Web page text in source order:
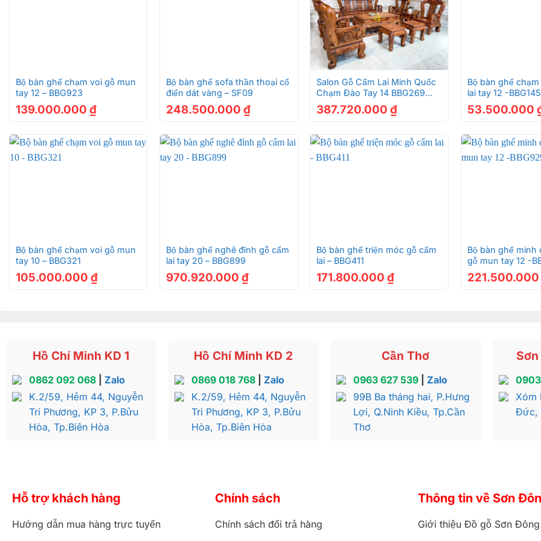
• Tủ tivi được sơn PU 7 lớp cao cấp, tráng gương theo công nghệ chuyên biệt của ngành ô tô mang đến vẻ đẹp
• Sản phẩm có màu nâu đỏ đậm tự nhiên của gỗ cẩm lai kết hợp với hệ vân bồng bềnh như mây mang đến không
Tủ ti vi hiện đại cẩm lai siêu vân – TTV441
Tủ ti vi hiện đại cẩm lai siêu vân – TTV441
cũng là nhóm có các loại gỗ nặng và cứng.
Không những quý mà giá trị của gỗ này rất cao, không những ở hiện tại mà trong tương lai giá trị sẽ cao hơn gấp
Tủ ti vi hiện đại cẩm lai siêu vân – TTV441
Kiểu dáng
Thiết kế gọn nhẹ không quá cầu kỳ, các góc cạnh đều được bo tròn tăng tính thẩm mỹ và bảo vệ sự an toàn cho các
Tủ ti vi hiện đại cẩm lai siêu vân – TTV441
Bộ bàn ghế chạm voi gỗ mun
tay 12 – BBG923
139.000.000 ₫
Bộ bàn ghế sofa thần thoại cổ
điển dát vàng – SF09
248.500.000₫
+
Salon Gỗ Cẩm Lai Minh Quốc
Chạm Đào Tay 14 BBG269
Sắc Nét
387.720.000₫
Bộ bàn ghế
lai tay 12 -BBG145
53.500.000
Bộ bàn ghế chạm voi gỗ mun
tay 10 – BBG321
105.000.000 ₫
Bộ bàn ghế nghê đỉnh gỗ cẩm
lai tay 20 – BBG899
970.920.000₫
Bộ bàn ghế triện móc gỗ cẩm
lai – BBG411
171.800.000₫
Bộ bàn ghế minh
gỗ mun tay 12 -
221.500.000
Hồ Chí Minh KD 1
0862 092 068| Zalo
K.2/59, Hẻm 44, Nguyễn
Tri Phương, KP 3, P.Bửu
Hòa, Tp.Biên Hòa
Hồ Chí Minh KD 2
0869 018 768| Zalo
K.2/59, Hẻm 44, Nguyễn
Tri Phương, KP 3, P.Bửu
Hòa, Tp.Biên Hòa
Cần Thơ
0963 627 539 |Zalo
99B Ba tháng hai, P.Hưng
Lợi, Q.Ninh Kiều, Tp.Cần
Thơ
Xóm
Đức,
Hỗ trợ khách hàng
Hướng dẫn mua hàng trực tuyến
Chính sách
Chính sách đổi trả hàng
Thông tin về Sơn
Giới thiệu Đồ gỗ Sơn Đông